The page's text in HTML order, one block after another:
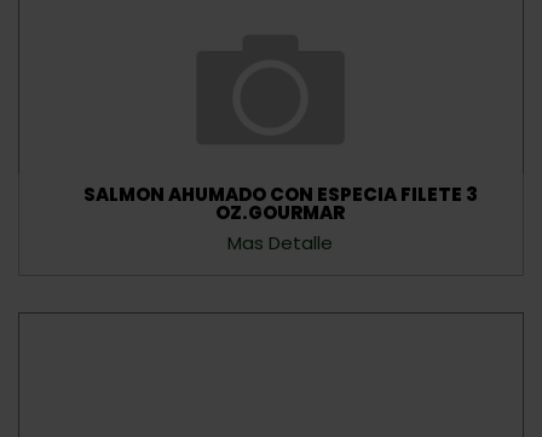
SALMON AHUMADO CON ESPECIA FILETE 3
OZ.GOURMAR
Mas Detalle